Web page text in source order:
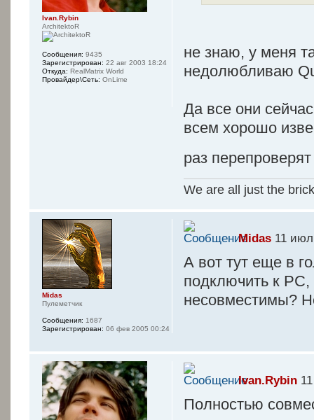
не знаю, у меня
недолюбливаю
Да все они
всем хорошо
раз
We are all just the
Ivan.Rybin
ArchitektoR
Сообщения: 9435
Зарегистрирован: 22 авг 2003 18:24
Откуда: RealMatrix World
Провайдер\Сеть: OnLime
Midas 11
А вот тут еще в
подключить к РС,
несовместимы?
Midas
Пулеметчик
Сообщения: 1687
Зарегистрирован: 06 фев 2005 00:24
Ivan.Rybin
Полностью